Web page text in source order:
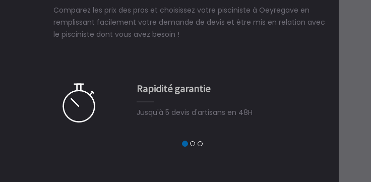
Comparez les prix des pros et choisissez votre pisciniste à Oeyregave en
remplissant facilement votre demande de devis et être mis en relation avec
le pisciniste dont vous avez besoin !
Rapidité garantie
Jusqu'à 5 devis d'artisans en 48H
ne peut plus s'en passer.
Le rêve devient enfin réalité, une piscine est bien
construit chez moi.